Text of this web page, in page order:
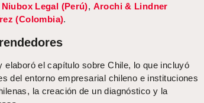
Niubox Legal (Perú), Arochi & Lindner
(Colombia).
elaboró el capítulo sobre Chile, lo que incluyó
del entorno empresarial chileno e instituciones
la creación de un diagnóstico y la